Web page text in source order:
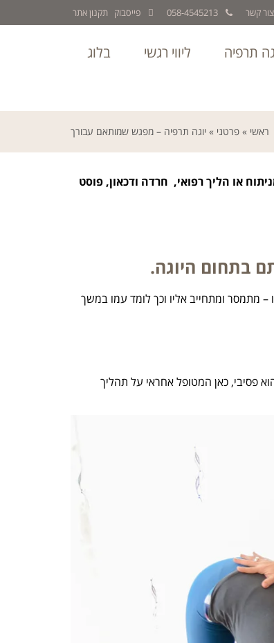
צור קשר 058-4545213 פייסבוק תקנון אתר
תרפיה ליווי רגשי בלוג
ראשי » פרטני » יוגה תרפיה – מפגש שמותאם עבורך
או הליך רפואי, חרדה ודכאון, פוסט
בתחום היוגה.
– מתמסר ומתחייב אליו וכך לומד עמו במשך
פסיבי, כאן המטופל אחראי על תהליך